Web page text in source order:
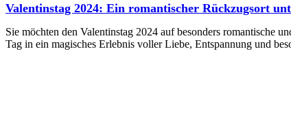
Valentinstag 2024: Ein romantischer Rückzugsort
Sie möchten den Valentinstag 2024 auf besonders romantische
Tag in ein magisches Erlebnis voller Liebe, Entspannung und